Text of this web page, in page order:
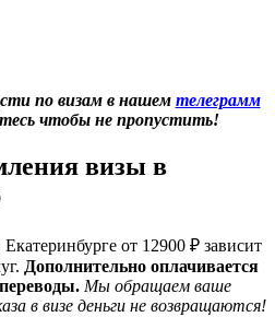
по визам в нашем телеграмм
чтобы не пропустить!
визы в
от 12900 ₽ зависит
Дополнительно оплачивается
Мы обращаем ваше
в визе деньги не возвращаются!